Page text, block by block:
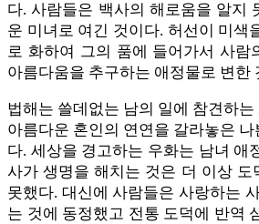
다. 사람들은 백사의 해로움을 알지
운 미녀로 여긴 것이다. 허선이 미색
로 화하여 그의 품에 들어가서 사람
아름다움을 추구하는 애정물로 변한
법해는 쓸데없는 남의 일에 참견하
아름다운 혼인의 연연을 갈라놓은
다. 세상을 경고하는 우화는 남녀 애
사가 생명을 해치는 것은 더 이상 도
못했다. 대신에 사람들은 사랑하는
는 것에 동정했고 전통 도덕에 반역